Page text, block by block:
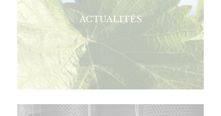
ACTUALITÉS